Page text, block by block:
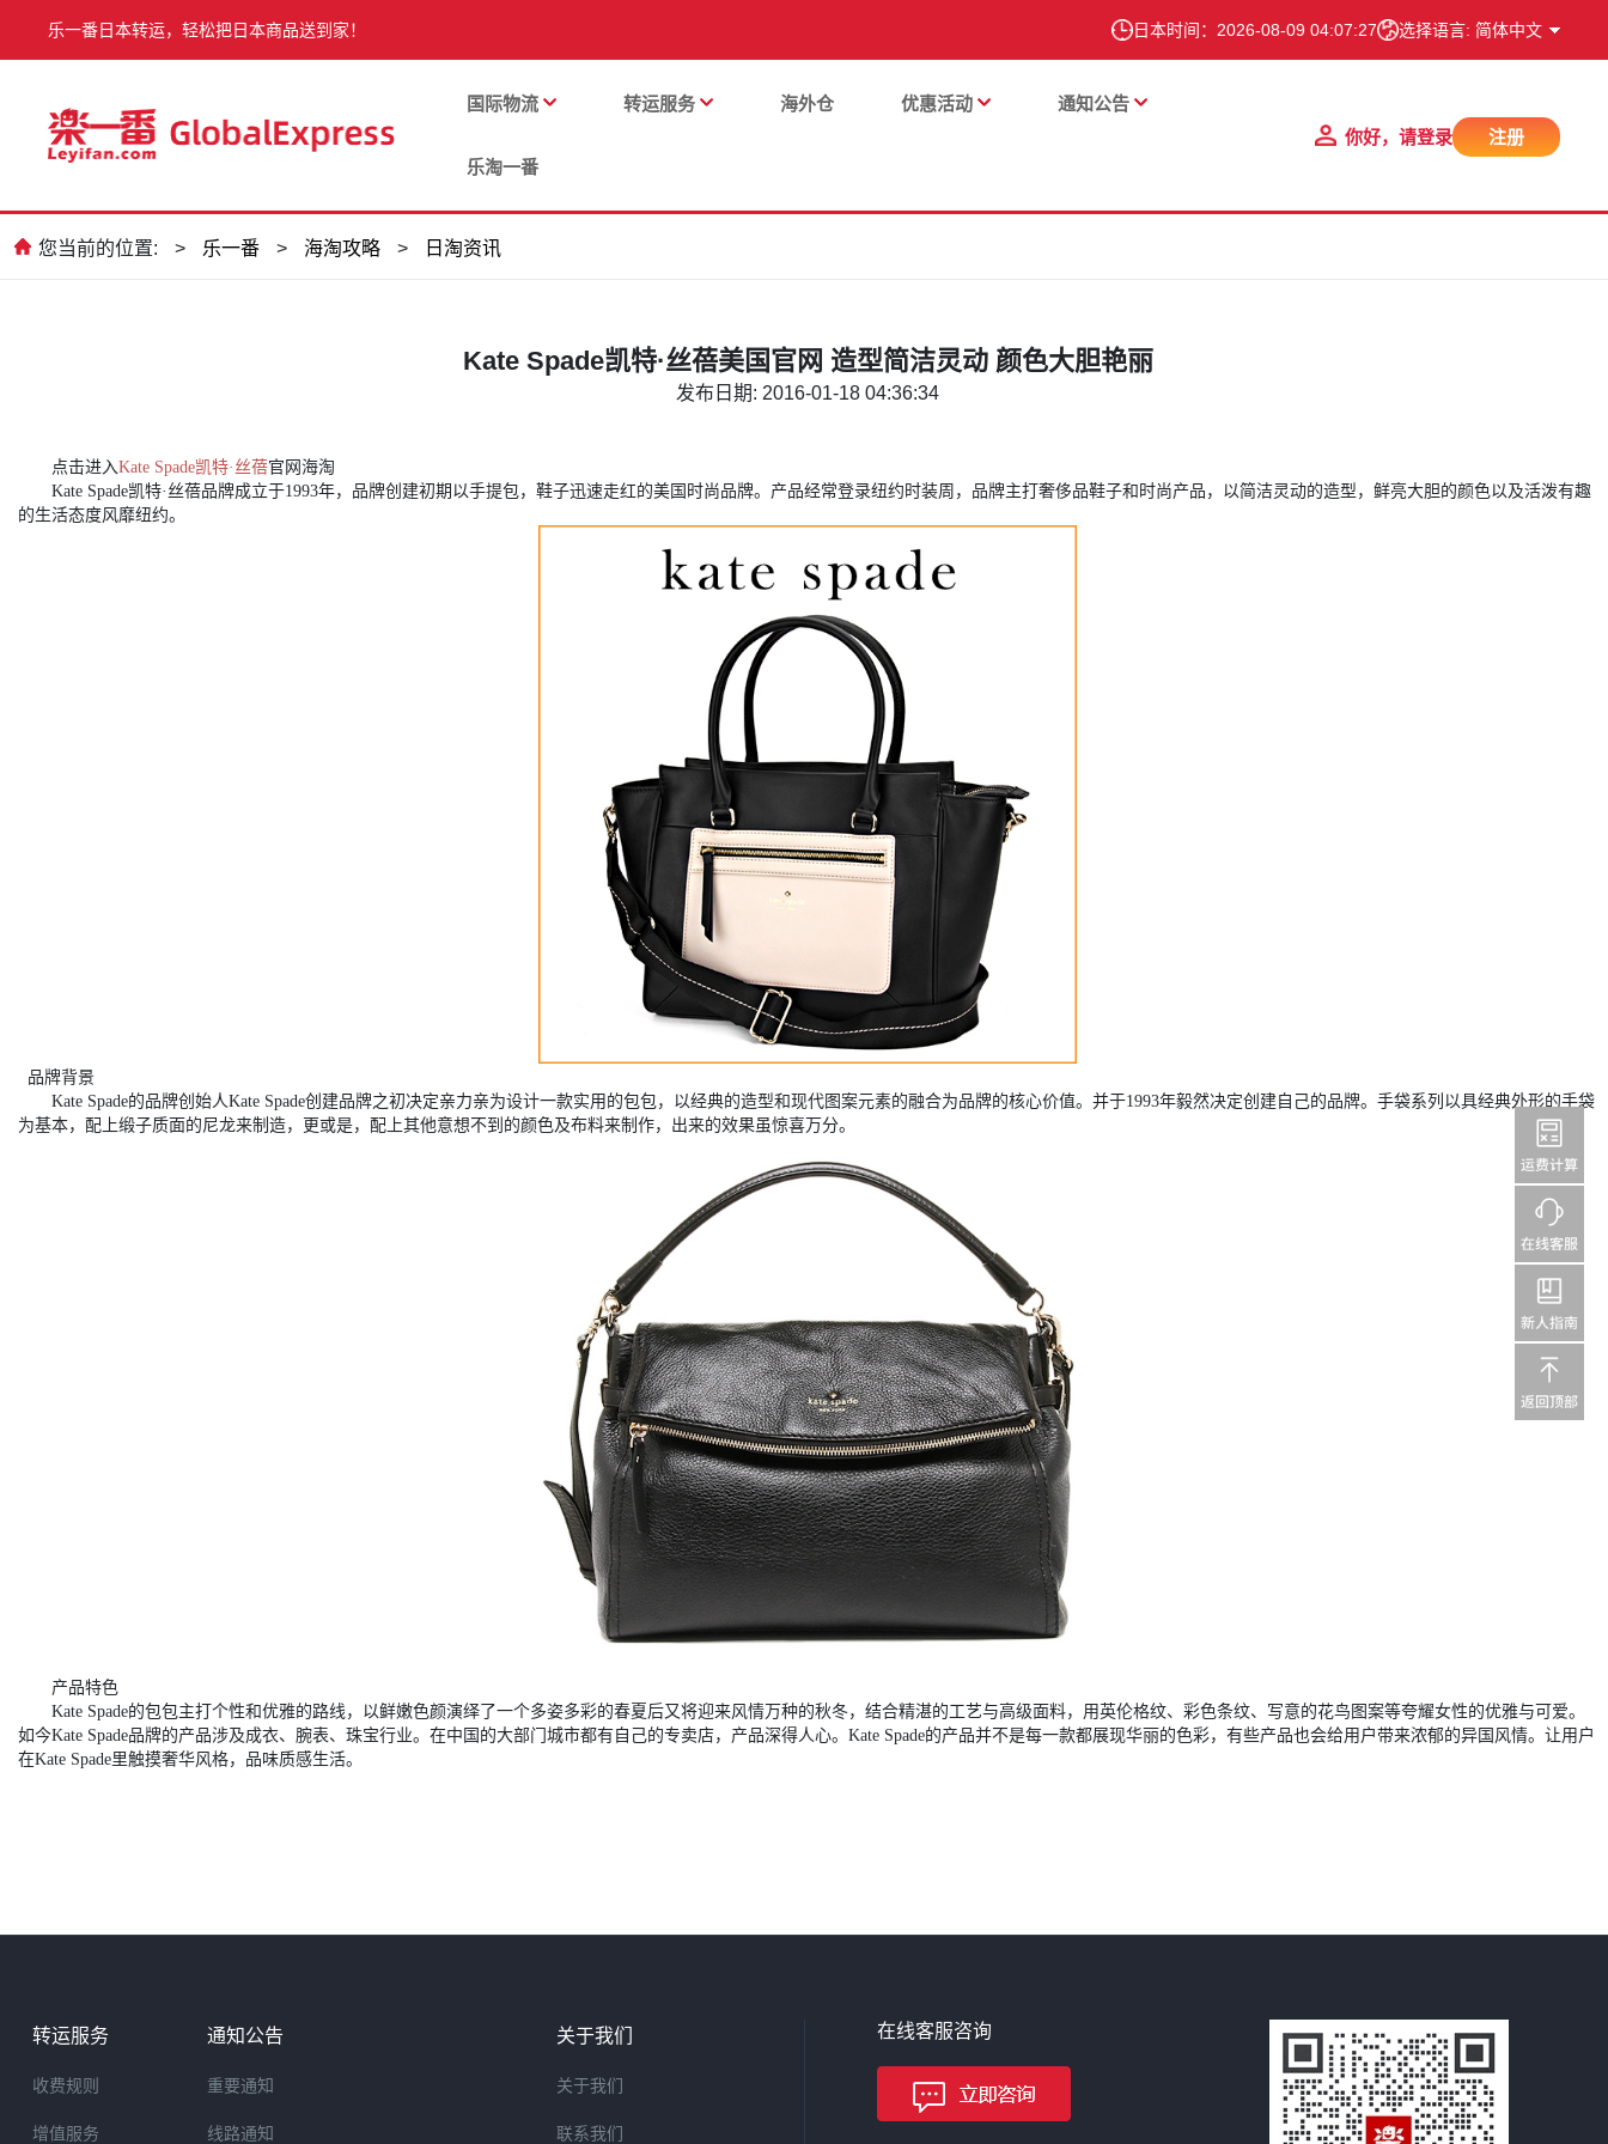
乐一番日本转运，轻松把日本商品送到家！ 日本时间： 2026-08-09 04:07:28 选择语言: 简体中文
国际物流 转运服务 海外仓 优惠活动 通知公告
乐淘一番
你好，请登录 注册
您当前的位置: > 乐一番 > 海淘攻略 > 日淘资讯
Kate Spade凯特·丝蓓美国官网 造型简洁灵动 颜色大胆艳丽
发布日期: 2016-01-18 04:36:34
点击进入Kate Spade凯特·丝蓓官网海淘
Kate Spade凯特·丝蓓品牌成立于1993年，品牌创建初期以手提包，鞋子迅速走红的美国时尚品牌。产品经常登录纽约时装周，品牌主打奢侈品鞋子和时尚产品，以简洁灵动的造型，鲜亮大胆的颜色以及活泼有趣
的生活态度风靡纽约。
品牌背景
Kate Spade的品牌创始人Kate Spade创建品牌之初决定亲力亲为设计一款实用的包包，以经典的造型和现代图案元素的融合为品牌的核心价值。并于1993年毅然决定创建自己的品牌。手袋系列以具经典外形的手袋
为基本，配上缎子质面的尼龙来制造，更或是，配上其他意想不到的颜色及布料来制作，出来的效果虽惊喜万分。
产品特色
Kate Spade的包包主打个性和优雅的路线，以鲜嫩色颜演绎了一个多姿多彩的春夏后又将迎来风情万种的秋冬，结合精湛的工艺与高级面料，用英伦格纹、彩色条纹、写意的花鸟图案等夸耀女性的优雅与可爱。
如今Kate Spade品牌的产品涉及成衣、腕表、珠宝行业。在中国的大部门城市都有自己的专卖店，产品深得人心。Kate Spade的产品并不是每一款都展现华丽的色彩，有些产品也会给用户带来浓郁的异国风情。让用户
在Kate Spade里触摸奢华风格，品味质感生活。
转运服务
收费规则
增值服务
通知公告
重要通知
线路通知
关于我们
关于我们
联系我们
在线客服咨询